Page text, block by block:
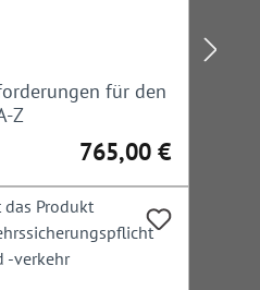
für den
Z
Regulärer Preis:
765,00 €